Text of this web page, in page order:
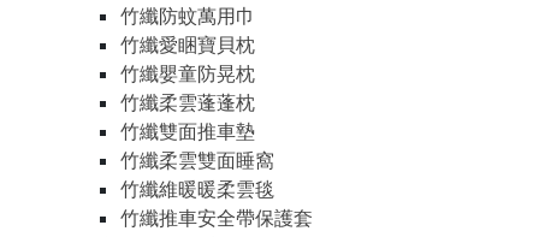
竹纖防蚊萬用巾
竹纖愛睏寶貝枕
竹纖嬰童防晃枕
竹纖柔雲蓬蓬枕
竹纖雙面推車墊
竹纖柔雲雙面睡窩
竹纖維暖暖柔雲毯
竹纖推車安全帶保護套